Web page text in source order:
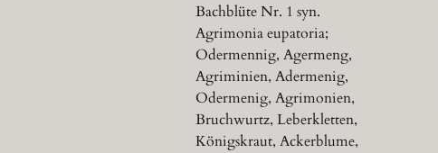
Bachblüte Nr. 1 syn.
Agrimonia eupatoria;
Odermennig, Agermeng,
Agriminien, Adermenig,
Odermenig, Agrimonien,
Bruchwurtz, Leberkletten,
Königskraut, Ackerblume,